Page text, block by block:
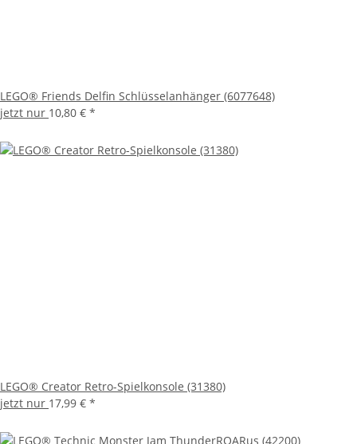
LEGO® Friends Delfin Schlüsselanhänger (6077648)
jetzt nur 10,80 € *
LEGO® Creator Retro-Spielkonsole (31380)
jetzt nur 17,99 € *